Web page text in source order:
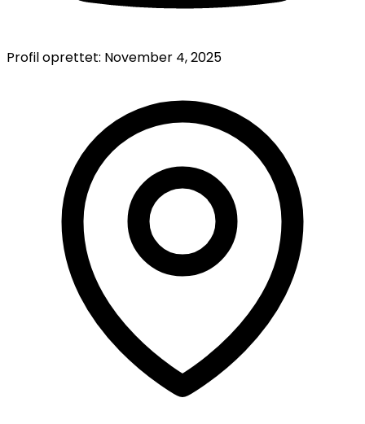
Profil oprettet: November 4, 2025